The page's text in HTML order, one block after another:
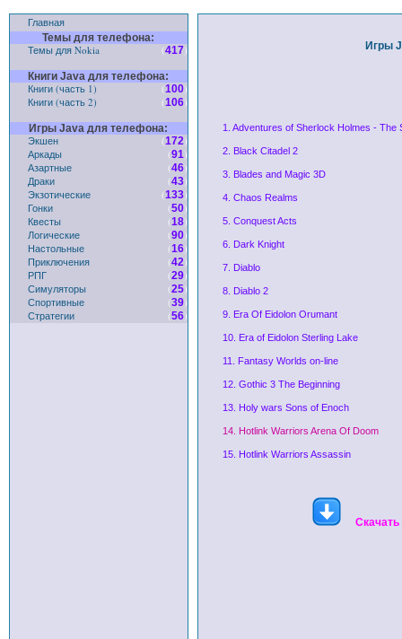
Главная
Темы для телефона:
Темы для Nokia (417)
Книги Java для телефона:
Книги (часть 1) (100)
Книги (часть 2)
(106)
Игры Java для телефона:
Экшен (172)
Аркады
(91)
Азартные
(46)
Драки
(43)
Экзотические
(133)
Гонки
(50)
Квесты
(18)
Логические
(90)
Настольные
(16)
Приключения
(42)
РПГ
(29)
Симуляторы
(25)
Спортивные
(39)
Стратегии
(56)
Игры
1. Adventures of Sherlock Holmes - The
2. Black Citadel 2
3. Blades and Magic 3D
4. Chaos Realms
5. Conquest Acts
6. Dark Knight
7. Diablo
8. Diablo 2
9. Era Of Eidolon Orumant
10. Era of Eidolon Sterling Lake
11. Fantasy Worlds on-line
12. Gothic 3 The Beginning
13. Holy wars Sons of Enoch
14. Hotlink Warriors Arena Of Doom
15. Hotlink Warriors Assassin